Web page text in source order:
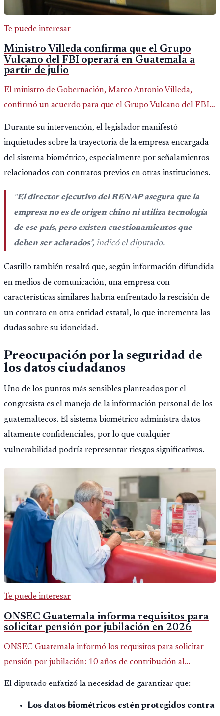
Te puede interesar
Ministro Villeda confirma que el Grupo
Vulcano del FBI operará en Guatemala a
partir de julio
El ministro de Gobernación, Marco Antonio Villeda,
confirmó un acuerdo para que el Grupo Vulcano del FBI
Durante su intervención, el legislador manifestó
inquietudes sobre la trayectoria de la empresa encargada
del sistema biométrico, especialmente por señalamientos
relacionados con contratos previos en otras instituciones.
“El director ejecutivo del RENAP asegura que la
empresa no es de origen chino ni utiliza tecnología
de ese país, pero existen cuestionamientos que
deben ser aclarados”, indicó el diputado.
Castillo también resaltó que, según información difundida
en medios de comunicación, una empresa con
características similares habría enfrentado la rescisión de
un contrato en otra entidad estatal, lo que incrementa las
dudas sobre su idoneidad.
Preocupación por la seguridad de
los datos ciudadanos
Uno de los puntos más sensibles planteados por el
congresista es el manejo de la información personal de los
guatemaltecos. El sistema biométrico administra datos
altamente confidenciales, por lo que cualquier
vulnerabilidad podría representar riesgos significativos.
Te puede interesar
ONSEC Guatemala informa requisitos para
solicitar pensión por jubilación en 2026
ONSEC Guatemala informó los requisitos para solicitar
pensión por jubilación: 10 años de contribución al
Montepío y 50 años de edad, o 20 años de servicio sin
El diputado enfatizó la necesidad de garantizar que:
Los datos biométricos estén protegidos contra